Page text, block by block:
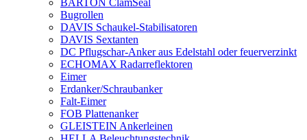
BARTON ClamSeal
Bugrollen
DAVIS Schaukel-Stabilisatoren
DAVIS Sextanten
DC Pflugschar-Anker aus Edelstahl oder feuerverzinkt
ECHOMAX Radarreflektoren
Eimer
Erdanker/Schraubanker
Falt-Eimer
FOB Plattenanker
GLEISTEIN Ankerleinen